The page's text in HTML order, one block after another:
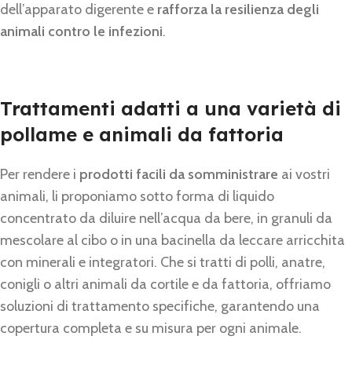
dell’apparato digerente e rafforza la resilienza degli
animali contro le infezioni.
Trattamenti adatti a una varietà di
pollame e animali da fattoria
Per rendere i prodotti facili da somministrare ai vostri
animali, li proponiamo sotto forma di liquido
concentrato da diluire nell’acqua da bere, in granuli da
mescolare al cibo o in una bacinella da leccare arricchita
con minerali e integratori. Che si tratti di polli, anatre,
conigli o altri animali da cortile e da fattoria, offriamo
soluzioni di trattamento specifiche, garantendo una
copertura completa e su misura per ogni animale.